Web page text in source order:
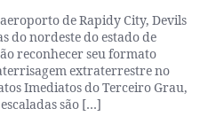
de Rapidy City, Devils
do nordeste do estado de
reconhecer seu formato
extraterrestre no
Imediatos do Terceiro Grau,
são […]